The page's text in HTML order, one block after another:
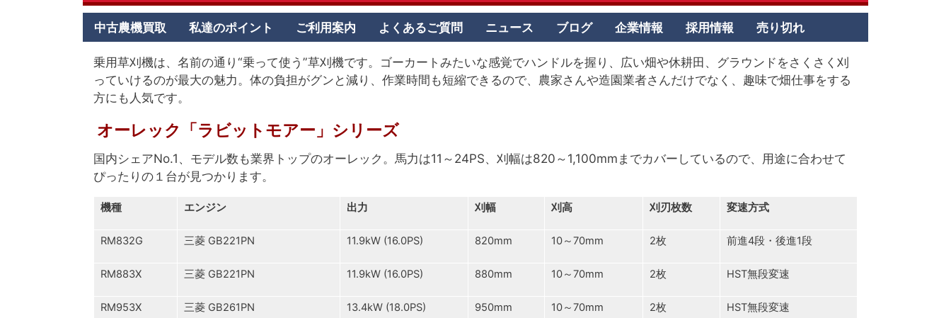
Antei
second
menu
中古農機買取 私達のポイント ご利用案内 よくあるご質問 ニュース ブログ 企業情報 採用情報 売り切れ
乗用草刈機は、名前の通り“乗って使う”草刈機です。ゴーカートみたいな感覚でハンドルを握り、広い畑や休耕田、グラウンドをさくさく刈
っていけるのが最大の魅力。体の負担がグンと減り、作業時間も短縮できるので、農家さんや造園業者さんだけでなく、趣味で畑仕事をする
方にも人気です。
オーレック「ラビットモアー」シリーズ
国内シェアNo.1、モデル数も業界トップのオーレック。馬力は11～24PS、刈幅は820～1,100mmまでカバーしているので、用途に合わせて
ぴったりの１台が見つかります。
機種 エンジン 出力 刈幅 刈高 刈刃枚数 変速方式
RM832G 三菱 GB221PN 11.9kW (16.0PS) 820mm 10～70mm 2枚 前進4段・後進1段
RM883X 三菱 GB221PN 11.9kW (16.0PS) 880mm 10～70mm 2枚 HST無段変速
RM953X 三菱 GB261PN 13.4kW (18.0PS) 950mm 10～70mm 2枚 HST無段変速